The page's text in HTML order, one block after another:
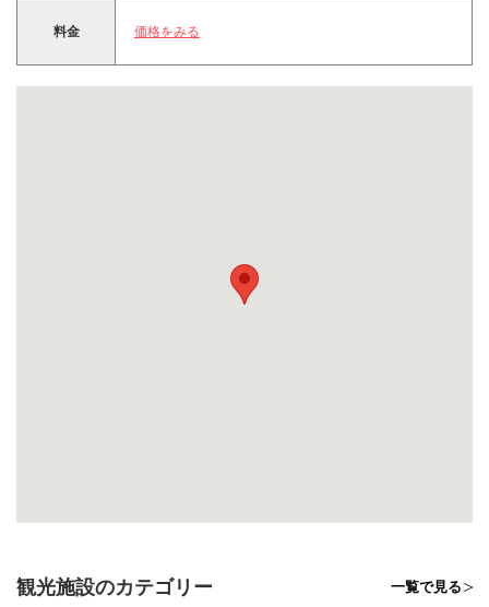
料金 価格をみる
観光施設のカテゴリー 一覧で見る